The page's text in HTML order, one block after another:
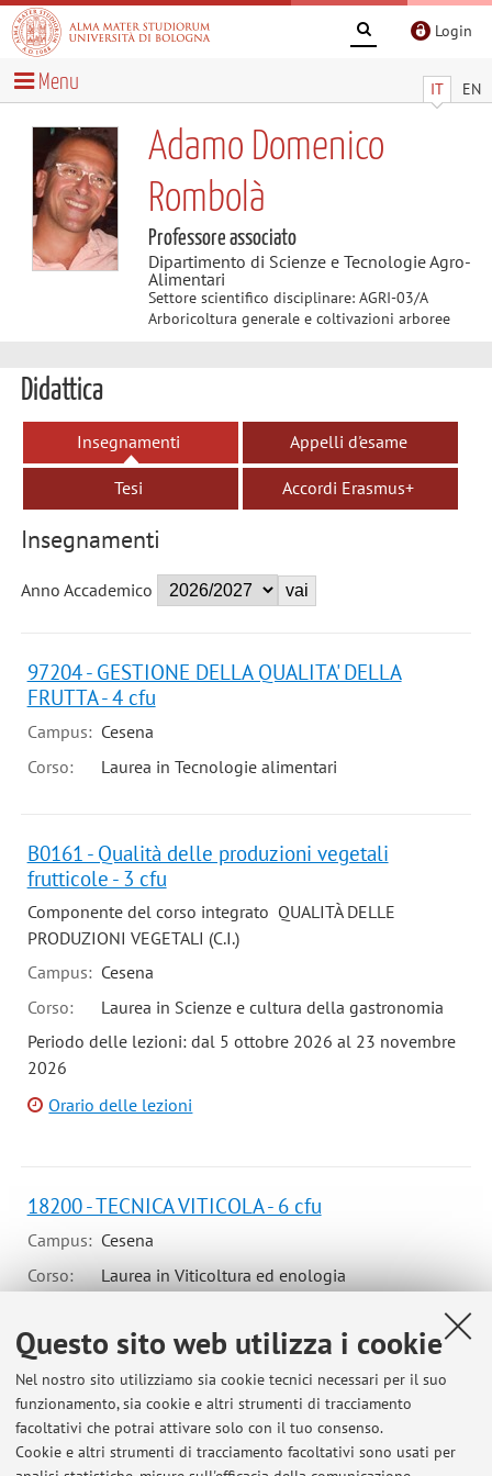
Questo sito web utilizza i cookie
Nel nostro sito utilizziamo sia cookie tecnici necessari per il suo
funzionamento, sia cookie e altri strumenti di tracciamento
facoltativi che potrai attivare solo con il tuo consenso.
Cookie e altri strumenti di tracciamento facoltativi sono usati per
Login
IT EN
Menu
Adamo Domenico
Rombolà
Professore associato
Dipartimento di Scienze e Tecnologie Agro-
Alimentari
Settore scientifico disciplinare: AGRI-03/A
Arboricoltura generale e coltivazioni arboree
Didattica
Insegnamenti Appelli d'esame
Tesi Accordi Erasmus+
Insegnamenti
Anno Accademico
97204 - GESTIONE DELLA QUALITA' DELLA
FRUTTA - 4 cfu
Campus: Cesena
Corso:
Laurea in Tecnologie alimentari
B0161 - Qualità delle produzioni vegetali
frutticole - 3 cfu
Componente del corso integrato QUALITÀ DELLE
PRODUZIONI VEGETALI (C.I.)
Campus: Cesena
Corso:
Laurea in Scienze e cultura della gastronomia
Periodo delle lezioni: dal 5 ottobre 2026 al 23 novembre
2026
Orario delle lezioni
18200 - TECNICA VITICOLA - 6 cfu
Campus: Cesena
Corso:
Laurea in Viticoltura ed enologia
Ultimi avvisi
SELF-PRODUCTION OF AGROECOLOGICAL STRAWBERRIES AT
AGROFORESTA MATER, CESENA